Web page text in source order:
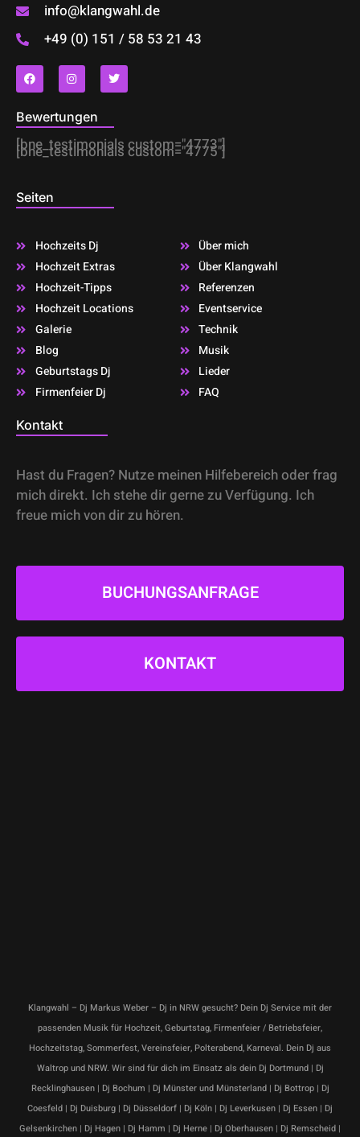
info@klangwahl.de
+49 (0) 151 / 58 53 21 43
F
a
c
b
o
o
k
I
n
s
a
g
r
a
m
T
w
i
e
r
Bewertungen
[bne_testimonials custom="4773"]
[bne_testimonials custom="4775"]
Seiten
Hochzeits Dj
Hochzeit Extras
Hochzeit-Tipps
Hochzeit Locations
Galerie
Blog
Geburtstags Dj
Firmenfeier Dj
Über mich
Über Klangwahl
Referenzen
Eventservice
Technik
Musik
Lieder
FAQ
Kontakt
Hast du Fragen? Nutze meinen Hilfebereich oder frag
mich direkt. Ich stehe dir gerne zu Verfügung. Ich
freue mich von dir zu hören.
BUCHUNGSANFRAGE
KONTAKT
Klangwahl – Dj Markus Weber – Dj in NRW gesucht? Dein Dj Service mit der
passenden Musik für Hochzeit, Geburtstag, Firmenfeier / Betriebsfeier,
Hochzeitstag, Sommerfest, Vereinsfeier, Polterabend, Karneval. Dein Dj aus
Waltrop und NRW. Wir sind für dich im Einsatz als dein Dj Dortmund | Dj
Recklinghausen | Dj Bochum | Dj Münster und Münsterland | Dj Bottrop | Dj
Coesfeld | Dj Duisburg | Dj Düsseldorf | Dj Köln | Dj Leverkusen | Dj Essen | Dj
Gelsenkirchen | Dj Hagen | Dj Hamm | Dj Herne | Dj Oberhausen | Dj Remscheid |